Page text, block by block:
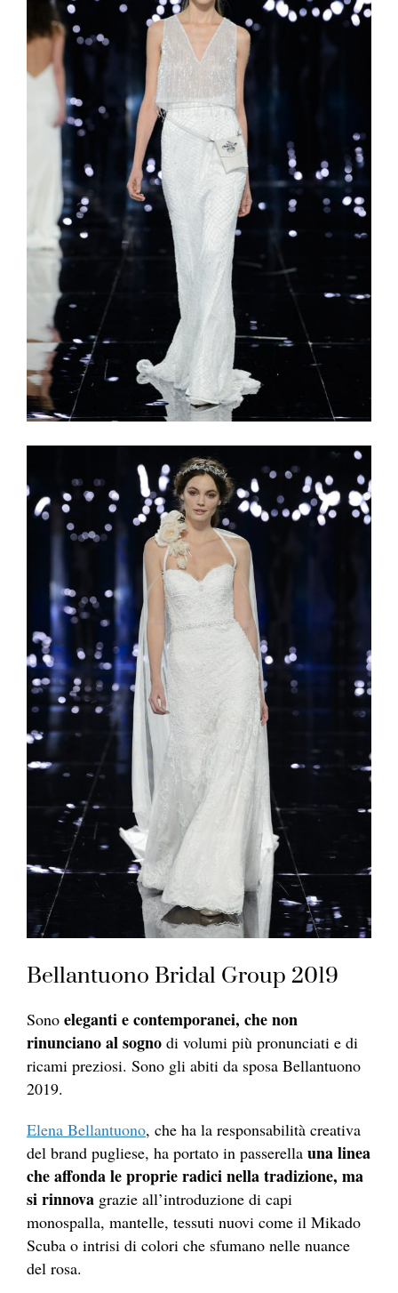
Bellantuono Bridal Group 2019
Sono eleganti e contemporanei, che non
rinunciano al sogno di volumi più pronunciati e di
ricami preziosi. Sono gli abiti da sposa Bellantuono
2019.
Elena Bellantuono, che ha la responsabilità creativa
del brand pugliese, ha portato in passerella una linea
che affonda le proprie radici nella tradizione, ma
si rinnova grazie all’introduzione di capi
monospalla, mantelle, tessuti nuovi come il Mikado
Scuba o intrisi di colori che sfumano nelle nuance
del rosa.